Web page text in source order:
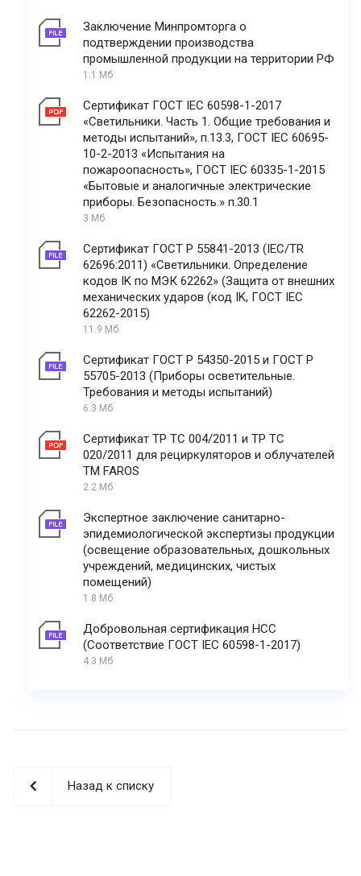
Заключение Минпромторга о
подтверждении производства
промышленной продукции на территории РФ
1.1 Мб
Сертификат ГОСТ IEC 60598-1-2017
«Светильники. Часть 1. Общие требования и
методы испытаний», п.13.3, ГОСТ IEC 60695-
10-2-2013 «Испытания на
пожароопасность», ГОСТ IEC 60335-1-2015
«Бытовые и аналогичные электрические
приборы. Безопасность.» п.30.1
3 Мб
Сертификат ГОСТ Р 55841-2013 (IEC/TR
62696:2011) «Светильники. Определение
кодов IK по МЭК 62262» (Защита от внешних
механических ударов (код IK, ГОСТ IEC
62262-2015)
11.9 Мб
Сертификат ГОСТ Р 54350-2015 и ГОСТ Р
55705-2013 (Приборы осветительные.
Требования и методы испытаний)
6.3 Мб
Сертификат ТР ТС 004/2011 и ТР ТС
020/2011 для рециркуляторов и облучателей
ТМ FAROS
2.2 Мб
Экспертное заключение санитарно-
эпидемиологической экспертизы продукции
(освещение образовательных, дошкольных
учреждений, медицинских, чистых
помещений)
1.8 Мб
Добровольная сертификация НСС
(Соответствие ГОСТ IEC 60598-1-2017)
4.3 Мб
Назад к списку